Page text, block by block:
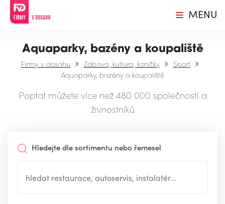
MENU
Aquaparky, bazény a koupaliště
Firmy v dosahu Zábava, kultura, koníčky
Sport
Aquaparky, bazény a koupaliště
Poptat můžete více než 480 000 společností a
živnostníků
Hledejte dle sortimentu nebo řemesel